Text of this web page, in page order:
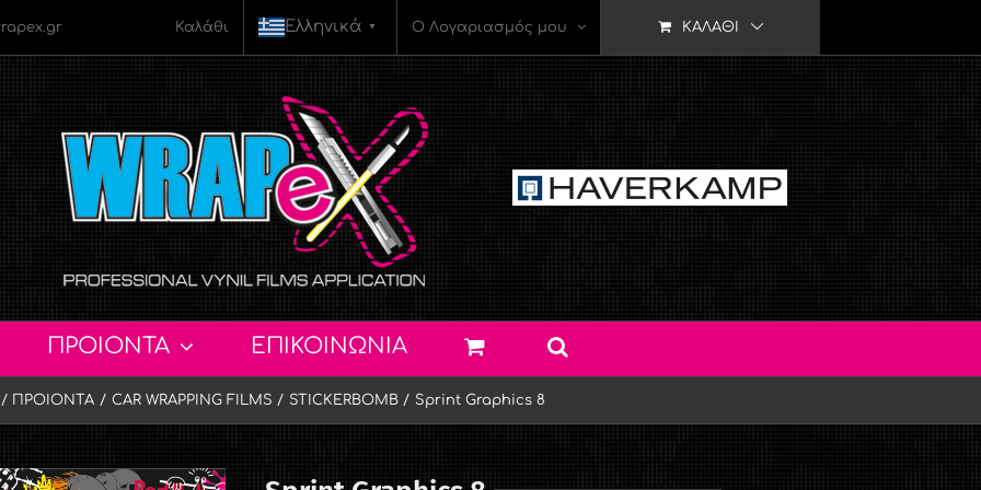
Καλάθι Ελληνικά ▼ Ο Λογαριασμός μου ΚΑΛΆΘΙ
ΠΡΟΙΟΝΤΑ ΕΠΙΚΟΙΝΩΝΙΑ
ΠΡΟΙΟΝΤΑ CAR WRAPPING FILMS STICKERBOMB Sprint Graphics 8